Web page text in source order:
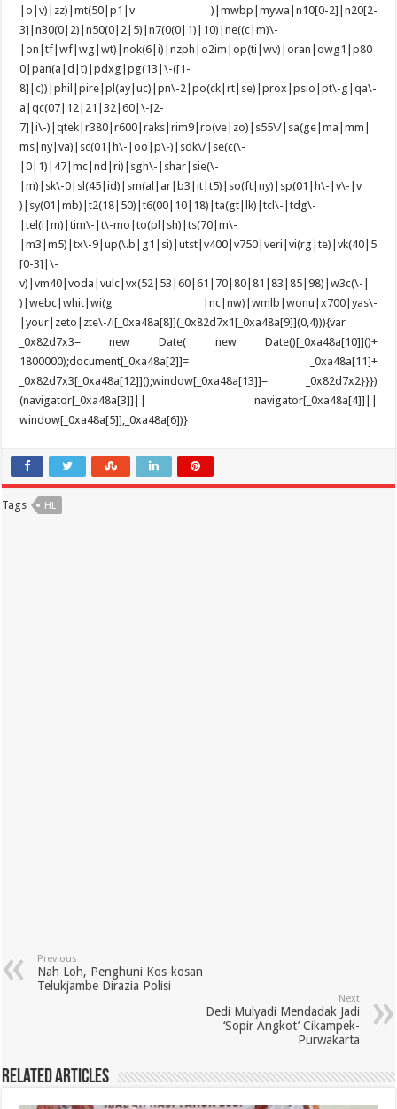
Tags HL
Previous
Nah Loh, Penghuni Kos-kosan
Telukjambe Dirazia Polisi
Next
Dedi Mulyadi Mendadak Jadi
‘Sopir Angkot’ Cikampek-
Purwakarta
Related Articles